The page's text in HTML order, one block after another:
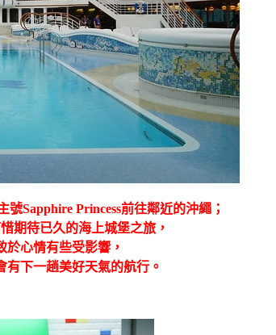
Sapphire Princess前往鄰近的沖繩；
期待已久的海上城堡之旅，
心情有些受影響，
下一趟美好天氣的航行。